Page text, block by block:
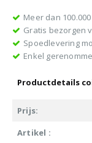
Meer dan
Gratis bezorgen
Spoedlevering
Enkel
Productdetails
Prijs:
Artikel :